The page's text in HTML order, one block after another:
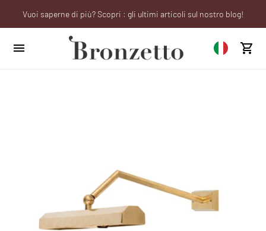
We will be closed from 10th to 21st August
Vuoi saperne di più? Scopri : gli ultimi articoli sul nostro blog!
Sei un professionista? Richiedi il tuo account aziendale!